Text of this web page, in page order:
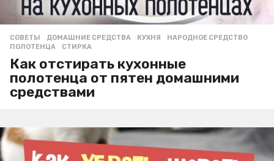
СОВЕТЫ ДОМАШНИЕ СРЕДСТВА ,КУХНЯ ,НАРОДНОЕ СРЕДСТВО
ПОЛОТЕНЦА
,СТИРКА
Как отстирать кухонные
полотенца от пятен домашними
средствами